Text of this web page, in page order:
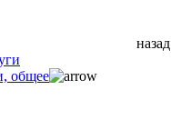
назад
общее